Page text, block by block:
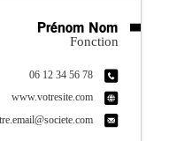
www.votresite.com
Fonction
06 12 34 56 78
Prénom Nom